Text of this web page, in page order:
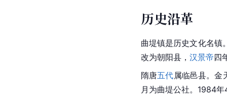
历史沿革
曲堤镇是历史文化名镇
改为朝阳县， 汉景帝四
隋唐五代属临邑县。金
月为曲堤公社。1984